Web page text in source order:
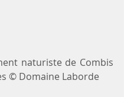
naturiste de Combis
© Domaine Laborde